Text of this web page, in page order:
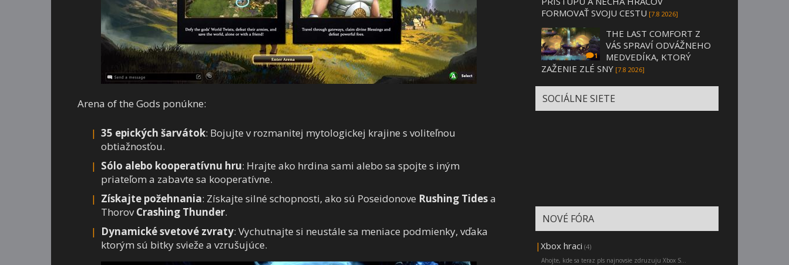
Arena of the Gods ponúkne:
35 epických šarvátok: Bojujte v rozmanitej mytologickej krajine s voliteľnou
obtiažnosťou.
Sólo alebo kooperatívnu hru: Hrajte ako hrdina sami alebo sa spojte s iným
priateľom a zabavte sa kooperatívne.
Získajte požehnania: Získajte silné schopnosti, ako sú Poseidonove Rushing Tidesa
Thorov Crashing Thunder.
Dynamické svetové zvraty: Vychutnajte si neustále sa meniace podmienky, vďaka
ktorým sú bitky svieže a vzrušujúce.
FORMOVAŤ SVOJU CESTU [7.8 2026]
1
THE LAST COMFORT Z
VÁS SPRAVÍ ODVÁŽNEHO
MEDVEDÍKA, KTORÝ
ZAŽENIE ZLÉ SNY [7.8 2026]
SOCIÁLNE SIETE
NOVÉ FÓRA
| Xbox hraci (4)
Ahojte, kde sa teraz pls najnovsie zdruzuju Xbox S...